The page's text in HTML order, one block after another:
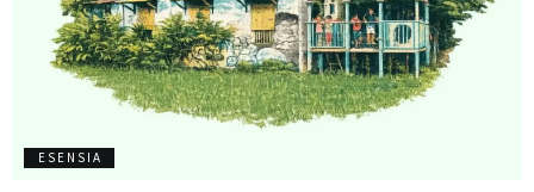
ESENSIA